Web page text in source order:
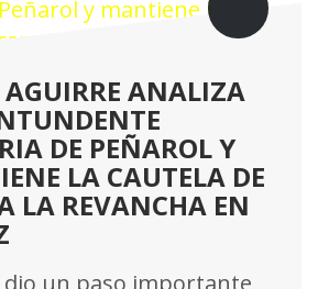
AGUIRRE ANALIZA
DE PEÑAROL Y
LA CAUTELA DE
LA REVANCHA EN
dio un paso importante